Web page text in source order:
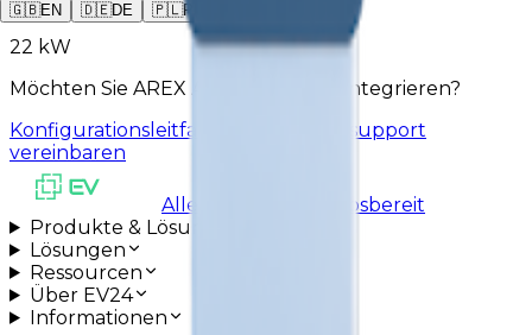
🇬🇧EN 🇩🇪DE 🇵🇱PL
Max. Leistung
22 kW
Möchten Sie AREX ACX-2 mit EV24 integrieren?
Konfigurationsleitfaden
Installationssupport
vereinbaren
Alle Systeme betriebsbereit
Produkte & Lösungen
Lösungen
Ressourcen
Über EV24
Informationen